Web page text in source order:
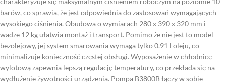
barów, co sprawia, że jest odpowiednia do zastosowań wymagających
wysokiego ciśnienia. Obudowa o wymiarach 280 x 390 x 320 mm i
wadze 12 kg ułatwia montaż i transport. Pomimo że nie jest to model
bezolejowy, jej system smarowania wymaga tylko 0.91 l oleju, co
minimalizuje konieczność częstej obsługi. Wyposażenie w chłodnicę
wylotową zapewnia lepszą regulację temperatury, co przekłada się na
wydłużenie żywotności urządzenia. Pompa B3800B łączy w sobie